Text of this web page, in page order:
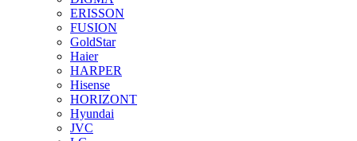
ERISSON
FUSION
GoldStar
Haier
HARPER
Hisense
HORIZONT
Hyundai
JVC